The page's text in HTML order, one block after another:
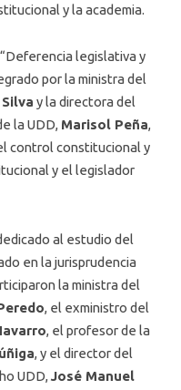
y la academia.
legislativa y
por la ministra del
y la directora del
la UDD, Marisol Peña,
control constitucional y
y el legislador
al estudio del
en la jurisprudencia
la ministra del
, el exministro del
, el profesor de la
, y el director del
UDD, José Manuel